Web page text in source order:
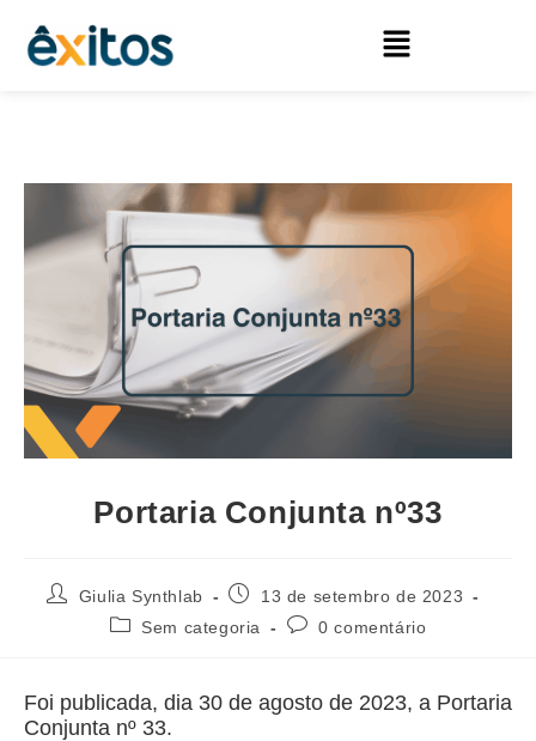
Portaria Conjunta nº33
Giulia Synthlab
13 de setembro de 2023
Sem categoria
0 comentário
Foi publicada, dia 30 de agosto de 2023, a Portaria
Conjunta nº 33.